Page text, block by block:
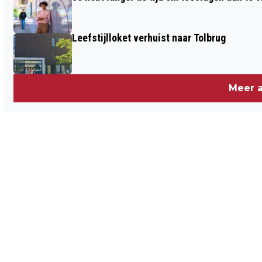
Leefstijlloket verhuist naar Tolbrug
Meer